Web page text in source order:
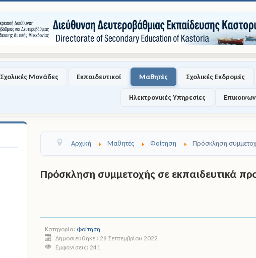
Σχολικές Μονάδες Εκπαιδευτικοί Μαθητές Σχολικές Εκδρομές
Ηλεκτρονικές Υπηρεσίες
Αρχική Μαθητές Φοίτηση Πρόσκληση
Πρόσκληση συμμετοχής σε εκπαιδευτικά
Κατηγορία:Φοίτηση
Δημοσιεύθηκε : 28 Σεπτεμβρίου 2022
Εμφανίσεις: 241